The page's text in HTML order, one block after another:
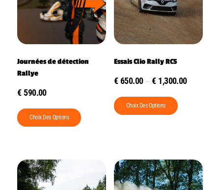
Journées de détection
Rallye
€ 590.00
Choix Des Options
Essais Clio Rally RC5
€ 650.00 – € 1,300.00
Choix Des Options